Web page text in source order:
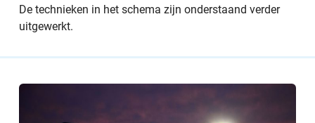
De technieken in het schema zijn onderstaand verder
uitgewerkt.